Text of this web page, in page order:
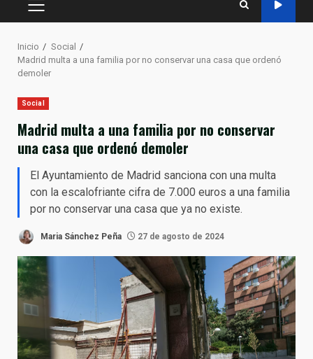
MENÚ
Inicio
Social
Madrid multa a una familia por no conservar una casa que ordenó
demoler
Social
Madrid multa a una familia por no conservar
una casa que ordenó demoler
El Ayuntamiento de Madrid sanciona con una multa
con la escalofriante cifra de 7.000 euros a una familia
por no conservar una casa que ya no existe.
Maria Sánchez Peña 27 de agosto de 2024